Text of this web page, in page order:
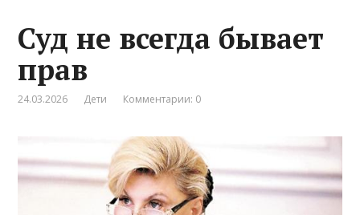
Суд не всегда бывает
прав
24.03.2026 Дети Комментарии: 0